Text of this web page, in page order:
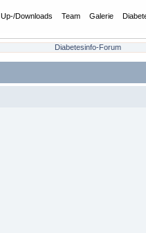
Up-/Downloads Team Galerie
Diabetesinfo-Forum